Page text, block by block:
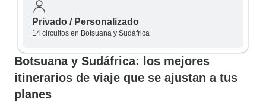
Privado / Personalizado
14 circuitos en Botsuana y Sudáfrica
Botsuana y Sudáfrica: los mejores
itinerarios de viaje que se ajustan a tus
planes